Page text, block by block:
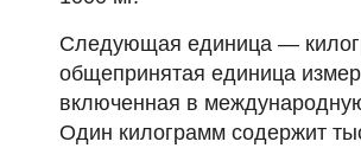
Следующая единица —
общепринятая единица
включенная в
Один килограмм содержит